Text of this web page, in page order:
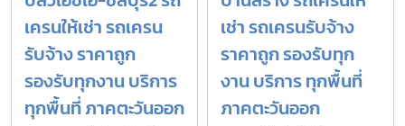
เครนให้เช่า รถเครน
รับจ้าง ราคาถูก
รองรับทุกงาน บริการ
ทุกพื้นที่ ภาคตะวันออก
เช่า รถเครนรับจ้าง
ราคาถูก รองรับทุก
งาน บริการ ทุกพื้นที่
ภาคตะวันออก